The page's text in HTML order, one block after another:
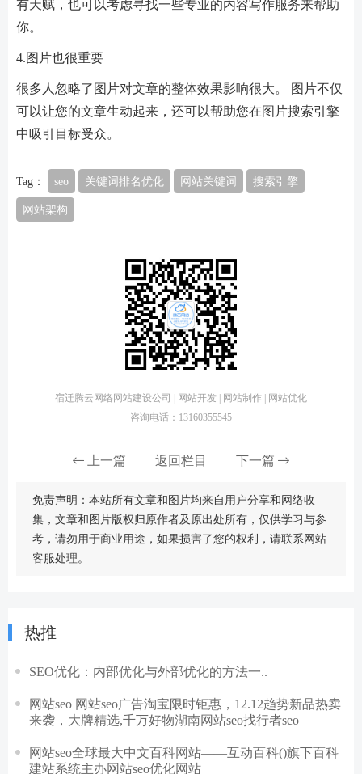
有天赋，也可以考虑寻找一些专业的内容写作服务来帮助
你。
4.图片也很重要
很多人忽略了图片对文章的整体效果影响很大。 图片不仅
可以让您的文章生动起来，还可以帮助您在图片搜索引擎
中吸引目标受众。
Tag： seo 关键词排名优化 网站关键词 搜索引擎
网站架构
宿迁腾云网络网站建设公司 | 网站开发 | 网站制作 | 网站优化
咨询电话：13160355545
上一篇 返回栏目 下一篇
免责声明：本站所有文章和图片均来自用户分享和网络收
集，文章和图片版权归原作者及原出处所有，仅供学习与参
考，请勿用于商业用途，如果损害了您的权利，请联系网站
客服处理。
热推
SEO优化：内部优化与外部优化的方法一..
网站seo 网站seo广告淘宝限时钜惠，12.12趋势新品热卖
来袭，大牌精选,千万好物湖南网站seo找行者seo
网站seo全球最大中文百科网站——互动百科()旗下百科
建站系统主办网站seo优化网站